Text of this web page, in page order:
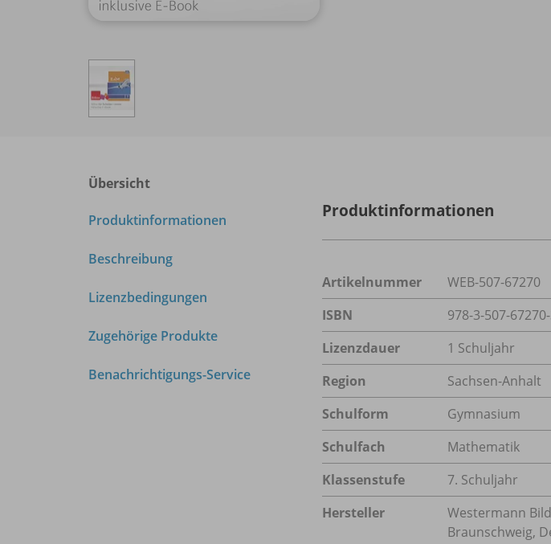
Übersicht
Produktinformationen
Beschreibung
Lizenzbedingungen
Zugehörige Produkte
Benachrichtigungs-Service
Produktinformationen
Artikelnummer
WEB-507-67270
ISBN
978-3-507-
Lizenzdauer
1 Schuljahr
Region
Sachsen-Anhalt
Schulform
Gymnasium
Schulfach
Mathematik
Klassenstufe
7. Schuljahr
Hersteller
Westermann
Braunschweig,